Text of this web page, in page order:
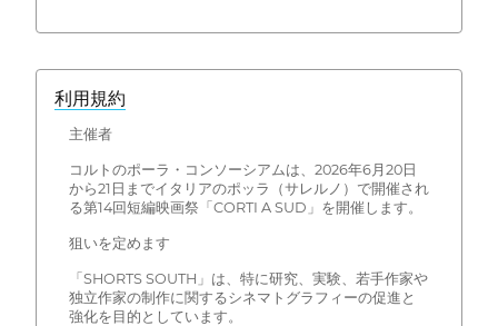
利用規約
主催者
コルトのポーラ・コンソーシアムは、2026年6月20日
から21日までイタリアのポッラ（サレルノ）で開催され
る第14回短編映画祭「CORTI A SUD」を開催します。
狙いを定めます
「SHORTS SOUTH」は、特に研究、実験、若手作家や
独立作家の制作に関するシネマトグラフィーの促進と
強化を目的としています。